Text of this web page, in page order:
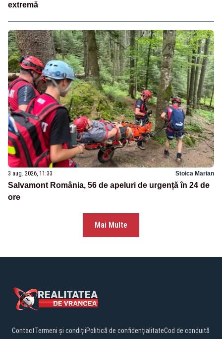
extremă
3 aug. 2026, 11:33 Stoica Marian
Salvamont România, 56 de apeluri de urgență în 24 de
ore
Mai Multe
ContactTermeni și condițiiPolitică de confidențialitateCod de conduită